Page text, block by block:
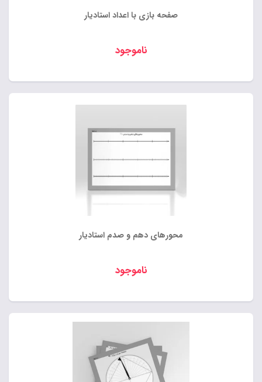
صفحه بازی با اعداد استادیار
ناموجود
محورهای دهم و صدم استادیار
ناموجود